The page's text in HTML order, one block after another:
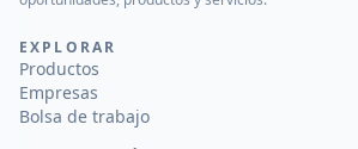
EXPLORAR
Productos
Empresas
Bolsa de trabajo